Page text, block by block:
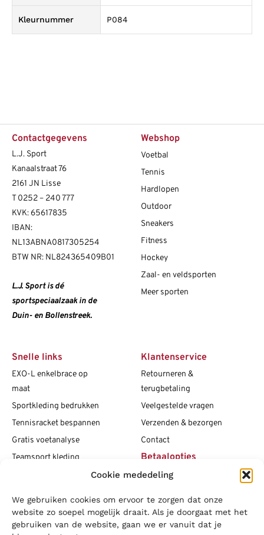
Cookie mededeling
We gebruiken cookies om ervoor te zorgen dat onze
website zo soepel mogelijk draait. Als je doorgaat met het
gebruiken van de website, gaan we er vanuit dat je
Kleurnummer P084
Contactgegevens
L.J. Sport
Kanaalstraat 76
2161 JN Lisse
T 0252 – 240 777
KVK: 65617835
IBAN:
NL13ABNA0817305254
BTW NR: NL824365409B01
L.J. Sport is dé
sportspeciaalzaak in de
Duin- en Bollenstreek.
Webshop
Voetbal
Tennis
Hardlopen
Outdoor
Sneakers
Fitness
Hockey
Zaal- en veldsporten
Meer sporten
Snelle links
EXO-L enkelbrace op
maat
Sportkleding bedrukken
Tennisracket bespannen
Gratis voetanalyse
Teamsport kleding
Vacatures
Blogs
Klantenservice
Retourneren &
terugbetaling
Veelgestelde vragen
Verzenden & bezorgen
Contact
Betaalopties
Social media